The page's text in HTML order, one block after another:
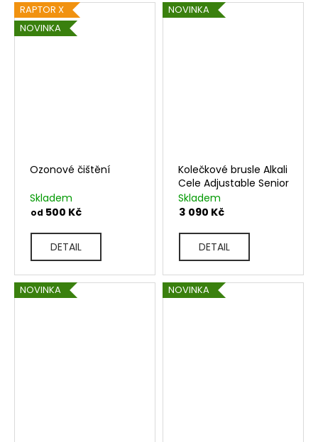
RAPTOR X
NOVINKA
Ozonové čištění
Skladem
od 500 Kč
DETAIL
NOVINKA
Kolečkové brusle Alkali
Cele Adjustable Senior
Skladem
3 090 Kč
DETAIL
NOVINKA NOVINKA